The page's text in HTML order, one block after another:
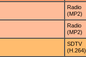
Radio
(MP2)
Radio
(MP2)
SDTV
(H.264)